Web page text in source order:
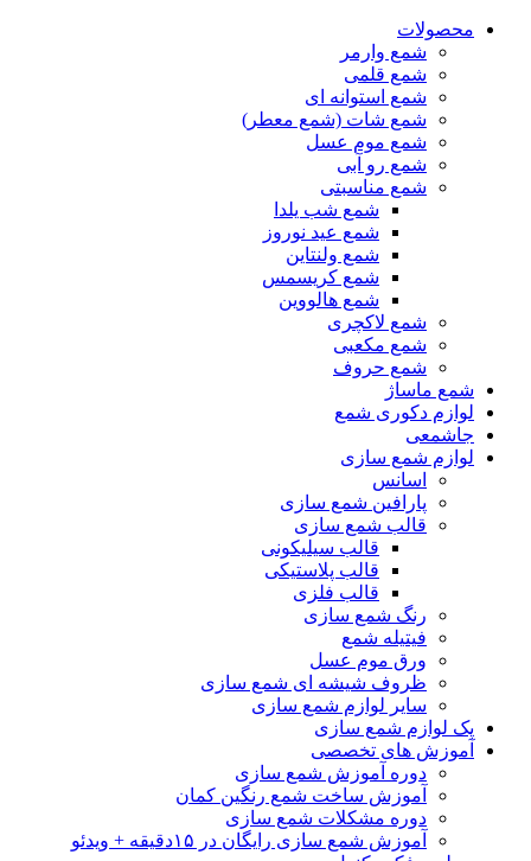
محصولات
شمع وارمر
شمع قلمی
شمع استوانه ای
شمع شات (شمع معطر)
شمع موم عسل
شمع رو آبی
شمع مناسبتی
شمع شب یلدا
شمع عید نوروز
شمع ولنتاین
شمع کریسمس
شمع هالووین
شمع لاکچری
شمع مکعبی
شمع حروف
شمع ماساژ
لوازم دکوری شمع
جاشمعی
لوازم شمع سازی
اسانس
پارافین شمع سازی
قالب شمع سازی
قالب سیلیکونی
قالب پلاستیکی
قالب فلزی
رنگ شمع سازی
فیتیله شمع
ورق موم عسل
ظروف شیشه ای شمع سازی
سایر لوازم شمع سازی
پک لوازم شمع سازی
آموزش های تخصصی
دوره آموزش شمع سازی
آموزش ساخت شمع رنگین کمان
دوره مشکلات شمع سازی
آموزش شمع سازی رایگان در ۱۵دقیقه + ویدئو